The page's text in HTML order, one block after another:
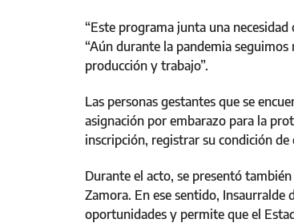
“Este programa junta una
“Aún durante la pandemia
producción y trabajo”.
Las personas gestantes que se
asignación por embarazo para la
inscripción, registrar su condición
Durante el acto, se presentó
Zamora. En ese sentido, Insaurralde
oportunidades y permite que el